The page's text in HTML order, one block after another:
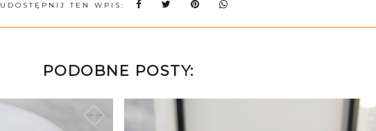
UDOSTĘPNIJ TEN WPIS:
PODOBNE POSTY: